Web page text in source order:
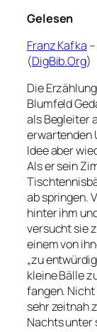
Gelesen
Franz Kafka –
(DigBib.Org)
Die
Blumfeld
als Begleiter
erwartenden
Idee aber
Als er sein
ab springen.
hinter ihm
versucht sie
einem von
„zu
kleine Bälle
fangen. Nicht
sehr zeitnah
Nachts unter